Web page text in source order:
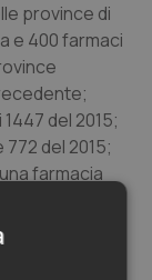
province di
e 400 farmaci
del 2015;
del 2015;
farmacia